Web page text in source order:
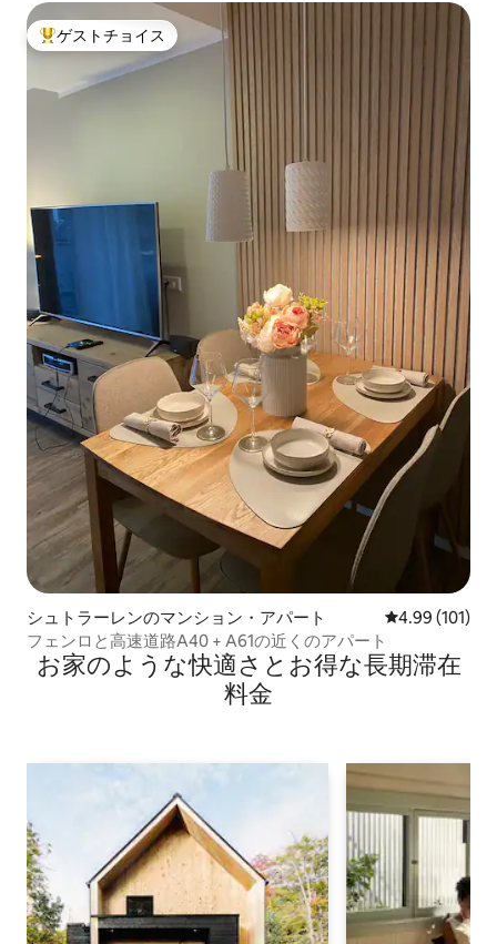
大好評のゲストチョイスです。
ゲストチョイス
シュトラーレンのマンション・アパート レビュー101
4.99 (101)
フェンロと高速道路A40 + A61の近くのアパート
お家のような快⁠適⁠さ⁠とお⁠得⁠な長⁠期⁠滞⁠在
料⁠金